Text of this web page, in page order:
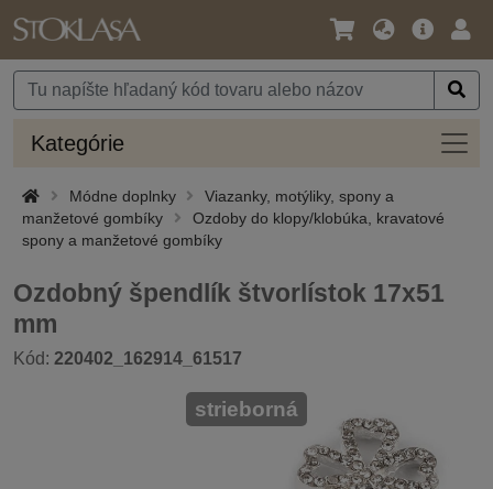
Jazyk
Mena
Hlavná
Kategórie
Módne doplnky
Viazanky, motýliky, spony a
manžetové gombíky
Ozdoby do klopy/klobúka, kravatové
spony a manžetové gombíky
Ozdobný špendlík štvorlístok 17x51
mm
Kód: 220402_162914_61517
strieborná